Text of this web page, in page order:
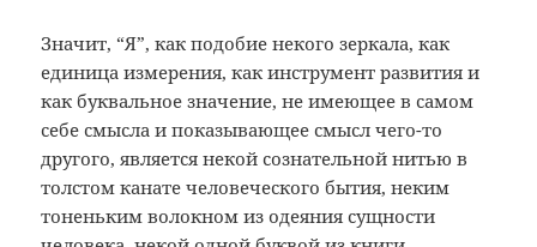
Значит, “Я”, как подобие некого зеркала, как
единица измерения, как инструмент развития и
как буквальное значение, не имеющее в самом
себе смысла и показывающее смысл чего-то
другого, является некой сознательной нитью в
толстом канате человеческого бытия, неким
тоненьким волокном из одеяния сущности